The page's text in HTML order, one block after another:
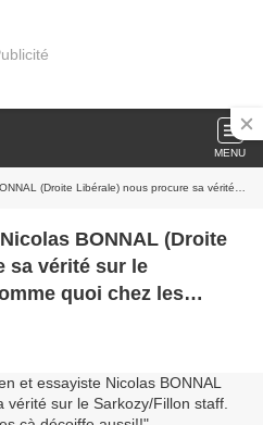
MENU
sa vérité sur le Sarkozy/Fillon staff. Comme quoi chez les Madelinistes çà décoiffe aussi!!
BONNAL (Droite
sa vérité sur le
quoi chez les
aussi!!